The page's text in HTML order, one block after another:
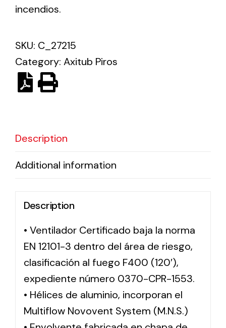
Solar lighting
Variety of solar solutions for all kinds of needs.
incendios.
SKU: C_27215
Category: Axitub Piros
Description
Additional information
Description
• Ventilador Certificado baja la norma
EN 12101-3 dentro del área de riesgo,
clasificación al fuego F400 (120′),
expediente número 0370-CPR-1553.
• Hélices de aluminio, incorporan el
Multiflow Novovent System (M.N.S.)